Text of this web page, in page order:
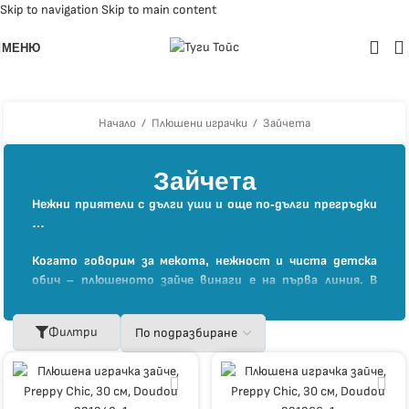
Skip to navigation Skip to main content
МЕНЮ
Начало / Плюшени играчки / Зайчета
Зайчета
Нежни приятели с дълги уши и още по-дълги прегръдки
…
Когато говорим за мекота, нежност и чиста детска
обич – плюшеното зайче винаги е на първа линия. В
уют, топлина и спокойствие – съвършено създадено
да бъде гушкано, обичано и пазено като съкровище.
При нас, в Туги Тойс, ще откриете разнообразие от
стилни и сладки плюшени зайчета – в различни
размери, цветове и дизайни. Някои са класически с
Филтри